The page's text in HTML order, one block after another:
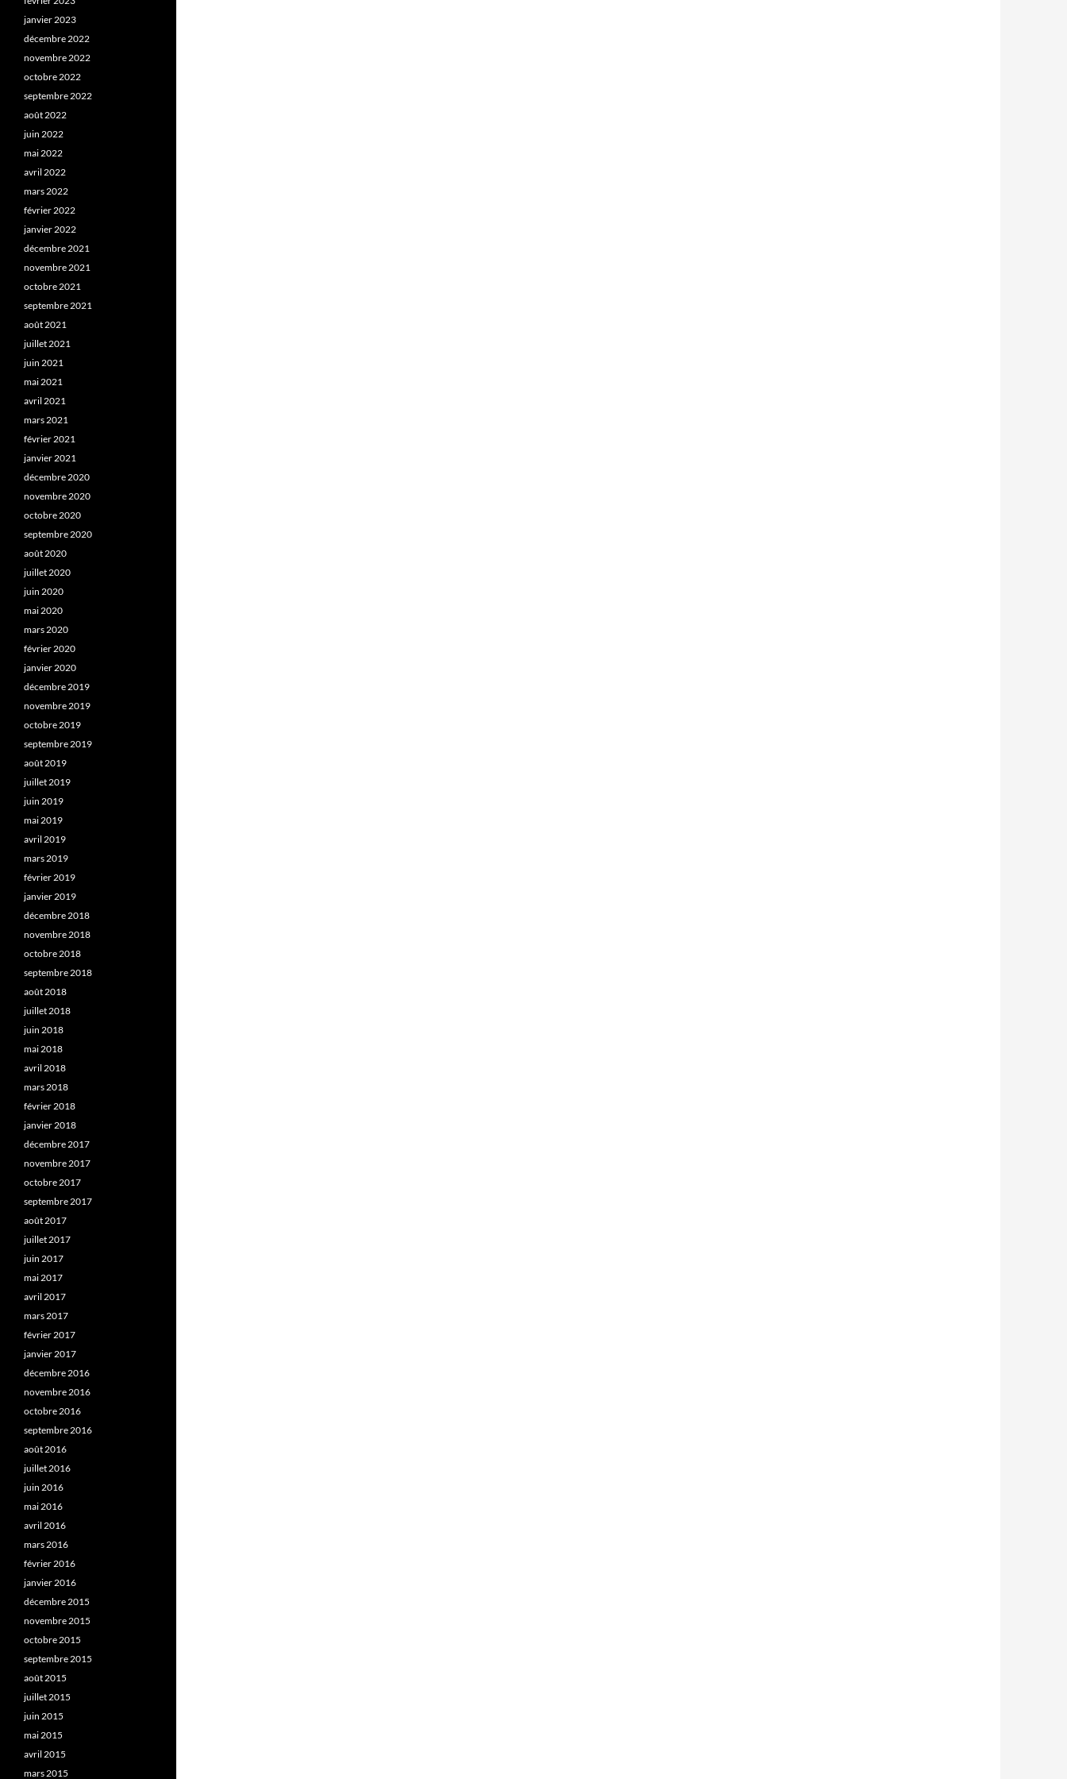
janvier 2023
décembre 2022
novembre 2022
octobre 2022
septembre 2022
août 2022
juin 2022
mai 2022
avril 2022
mars 2022
février 2022
janvier 2022
décembre 2021
novembre 2021
octobre 2021
septembre 2021
août 2021
juillet 2021
juin 2021
mai 2021
avril 2021
mars 2021
février 2021
janvier 2021
décembre 2020
novembre 2020
octobre 2020
septembre 2020
août 2020
juillet 2020
juin 2020
mai 2020
mars 2020
février 2020
janvier 2020
décembre 2019
novembre 2019
octobre 2019
septembre 2019
août 2019
juillet 2019
juin 2019
mai 2019
avril 2019
mars 2019
février 2019
janvier 2019
décembre 2018
novembre 2018
octobre 2018
septembre 2018
août 2018
juillet 2018
juin 2018
mai 2018
avril 2018
mars 2018
février 2018
janvier 2018
décembre 2017
novembre 2017
octobre 2017
septembre 2017
août 2017
juillet 2017
juin 2017
mai 2017
avril 2017
mars 2017
février 2017
janvier 2017
décembre 2016
novembre 2016
octobre 2016
septembre 2016
août 2016
juillet 2016
juin 2016
mai 2016
avril 2016
mars 2016
février 2016
janvier 2016
décembre 2015
novembre 2015
octobre 2015
septembre 2015
août 2015
juillet 2015
juin 2015
mai 2015
avril 2015
mars 2015